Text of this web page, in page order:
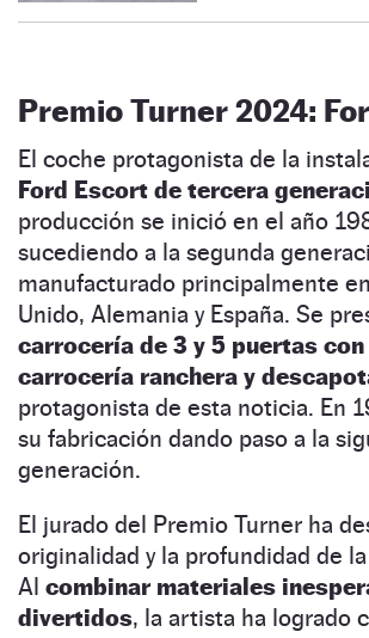
Premio Turner 2024:
El coche protagonista de la
Ford Escort de tercera
producción se inició en el año
sucediendo a la segunda
manufacturado principalmente
Unido, Alemania y España. Se
carrocería de 3 y 5 puertas
carrocería ranchera y
protagonista de esta noticia. En
su fabricación dando paso a la
generación.
El jurado del Premio Turner ha
originalidad y la profundidad de la
Al combinar materiales
divertidos, la artista ha logrado